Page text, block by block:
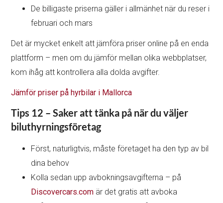
De billigaste priserna gäller i allmänhet när du reser i
februari och mars
Det är mycket enkelt att jämföra priser online på en enda
plattform – men om du jämför mellan olika webbplatser,
kom ihåg att kontrollera alla dolda avgifter.
Jämför priser på hyrbilar i Mallorca
Tips 12 – Saker att tänka på när du väljer
biluthyrningsföretag
Först, naturligtvis, måste företaget ha den typ av bil
dina behov
Kolla sedan upp avbokningsavgifterna – på
Discovercars.com är det gratis att avboka